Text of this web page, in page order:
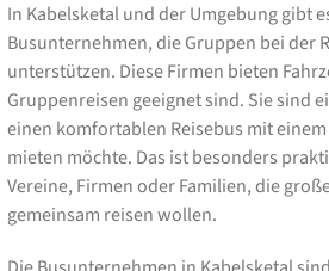
In Kabelsketal und der Umgebung gibt
Busunternehmen, die Gruppen bei der
unterstützen. Diese Firmen bieten
Gruppenreisen geeignet sind. Sie sind
einen komfortablen Reisebus mit
mieten möchte. Das ist besonders
Vereine, Firmen oder Familien, die
gemeinsam reisen wollen.